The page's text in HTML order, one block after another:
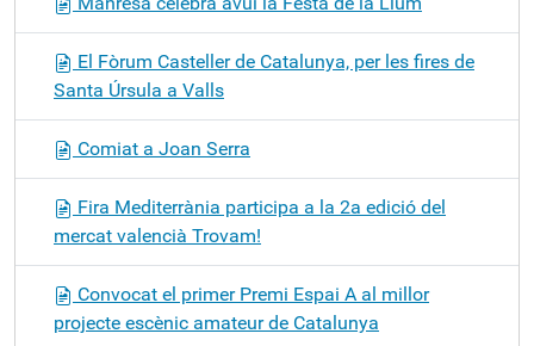
El Fòrum Casteller de Catalunya, per les fires de
Santa Úrsula a Valls
Comiat a Joan Serra
Fira Mediterrània participa a la 2a edició del
mercat valencià Trovam!
Convocat el primer Premi Espai A al millor
projecte escènic amateur de Catalunya